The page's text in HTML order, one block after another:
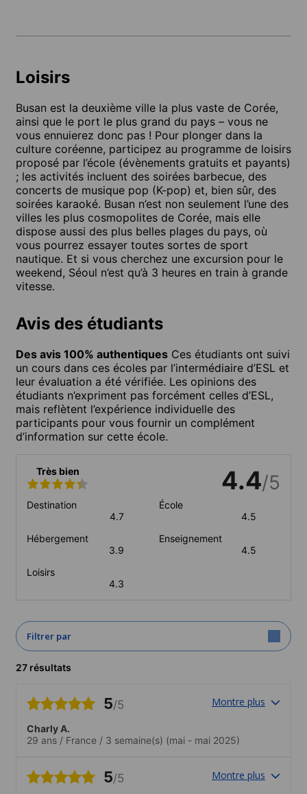
Loisirs
Busan est la deuxième ville la plus vaste de Corée,
ainsi que le port le plus grand du pays – vous ne
vous ennuierez donc pas ! Pour plonger dans la
culture coréenne, participez au programme de loisirs
proposé par l’école (évènements gratuits et payants)
; les activités incluent des soirées barbecue, des
concerts de musique pop (K-pop) et, bien sûr, des
soirées karaoké. Busan n’est non seulement l’une des
villes les plus cosmopolites de Corée, mais elle
dispose aussi des plus belles plages du pays, où
vous pourrez essayer toutes sortes de sport
nautique. Et si vous cherchez une excursion pour le
weekend, Séoul n’est qu’à 3 heures en train à grande
vitesse.
Avis des étudiants
Des avis 100% authentiques Ces étudiants ont suivi
un cours dans ces écoles par l’intermédiaire d’ESL et
leur évaluation a été vérifiée. Les opinions des
étudiants n’expriment pas forcément celles d’ESL,
mais reflètent l’expérience individuelle des
participants pour vous fournir un complément
d’information sur cette école.
Très bien 4.4/5
Destination
4.7
École
4.5
Hébergement
3.9
Enseignement
4.5
Loisirs
4.3
Filtrer par
27 résultats
5/5 Montre plus
Charly A.
29 ans / France / 3 semaine(s) (mai - mai 2025)
5/5 Montre plus